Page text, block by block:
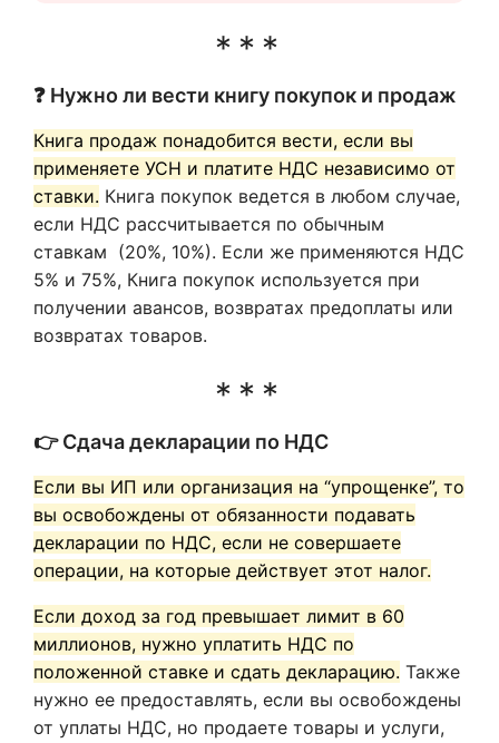
❓ Нужно ли вести книгу покупок и продаж
Книга продаж понадобится вести, если вы
применяете УСН и платите НДС независимо от
ставки. Книга покупок ведется в любом случае,
если НДС рассчитывается по обычным
ставкам (20%, 10%). Если же применяются НДС
5% и 75%, Книга покупок используется при
получении авансов, возвратах предоплаты или
возвратах товаров.
👉 Сдача декларации по НДС
Если вы ИП или организация на “упрощенке”, то
вы освобождены от обязанности подавать
декларации по НДС, если не совершаете
операции, на которые действует этот налог.
Если доход за год превышает лимит в 60
миллионов, нужно уплатить НДС по
положенной ставке и сдать декларацию. Также
нужно ее предоставлять, если вы освобождены
от уплаты НДС, но продаете товары и услуги,